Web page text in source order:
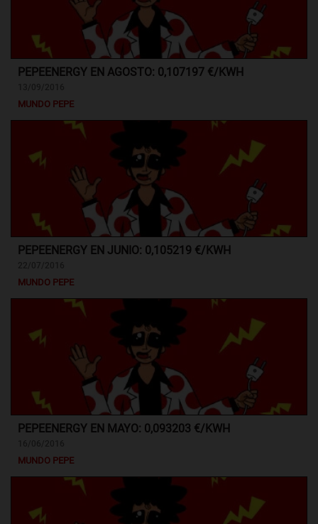
PEPEENERGY EN AGOSTO: 0,107197 €/KWH
MUNDO PEPE
PEPEENERGY EN JUNIO: 0,105219 €/KWH
MUNDO PEPE
PEPEENERGY EN MAYO: 0,093203 €/KWH
MUNDO PEPE